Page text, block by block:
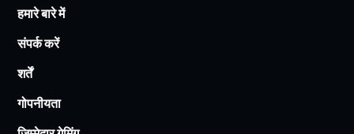
हमारे बारे में
संपर्क करें
शर्तें
गोपनीयता